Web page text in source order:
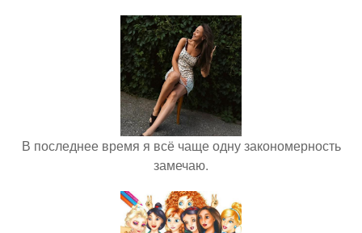
В последнее время я всё чаще одну закономерность
замечаю.